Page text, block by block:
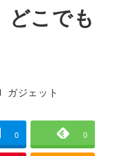
どこでも
ゴリー
ガジェット
0 0